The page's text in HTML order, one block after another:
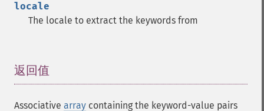
locale
The locale to extract the keywords from
返回值
Associative array containing the keyword-value pairs